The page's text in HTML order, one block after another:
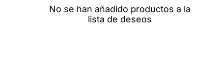
No se han añadido productos a la
lista de deseos